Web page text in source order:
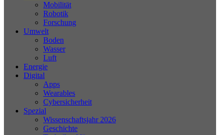
Mobilität
Robotik
Forschung
Umwelt
Boden
Wasser
Luft
Energie
Digital
Apps
Wearables
Cybersicherheit
Spezial
Wissenschaftsjahr 2026
Geschichte